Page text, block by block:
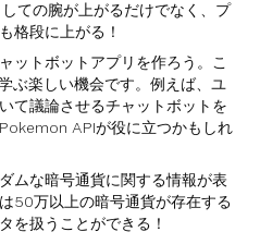
ての腕が上がるだけでなく、プ
格段に上がる！
ットボットアプリを作ろう。こ
ぶ楽しい機会です。例えば、ユ
て議論させるチャットボットを
APIが役に立つかもしれ
ムな暗号通貨に関する情報が表
50万以上の暗号通貨が存在する
を扱うことができる！